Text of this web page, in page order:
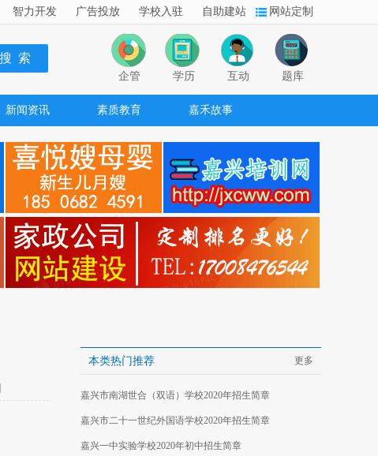
智力开发 广告投放 学校入驻 自助建站 网站定制
企管 学历 互动 题库
新闻资讯 素质教育 嘉禾故事
本类热门推荐 更多
嘉兴市南湖世合（双语）学校2020年招生简章
嘉兴市二十一世纪外国语学校2020年招生简章
嘉兴一中实验学校2020年初中招生简章